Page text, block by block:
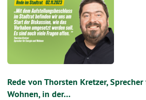
Rede von Thorsten Kretzer,
Wohnen, in der…